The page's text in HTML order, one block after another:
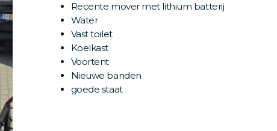
Recente mover met lithium batterij
Water
Vast toilet
Koelkast
Voortent
Nieuwe banden
goede staat